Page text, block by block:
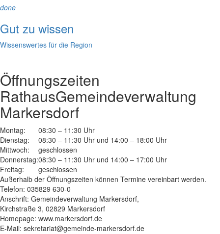
done
Gut zu wissen
Wissenswertes für die Region
Öffnungszeiten
RathausGemeindeverwaltung
Markersdorf
Montag:
08:30 – 11:30 Uhr
Dienstag:
08:30 – 11:30 Uhr und 14:00 – 18:00 Uhr
Mittwoch:
geschlossen
Donnerstag:08:30 – 11:30 Uhr und 14:00 – 17:00 Uhr
Freitag:
geschlossen
Außerhalb der Öffnungszeiten können Termine vereinbart werden.
Telefon: 035829 630-0
Anschrift: Gemeindeverwaltung Markersdorf,
Kirchstraße 3, 02829 Markersdorf
Homepage: www.markersdorf.de
E-Mail: sekretariat@gemeinde-markersdorf.de